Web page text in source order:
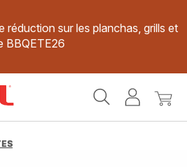
réduction sur les planchas, grills et
BBQETE26
MonMon